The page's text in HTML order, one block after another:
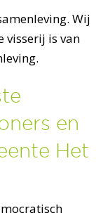
Wij
visserij is van
en
Het